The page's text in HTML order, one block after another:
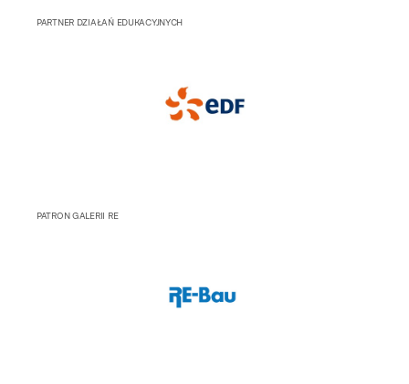
PARTNER DZIAŁAŃ EDUKACYJNYCH
PATRON GALERII RE